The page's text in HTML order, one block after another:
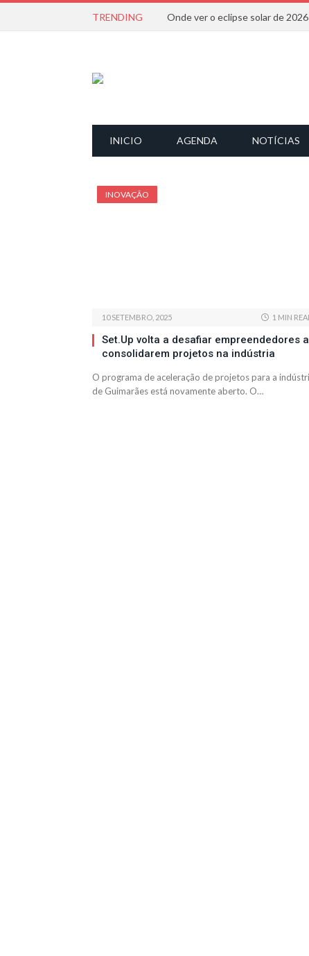
TRENDING Onde ver o eclipse solar de
INICIO AGENDA NOTÍCIAS
INOVAÇÃO
10 SETEMBRO, 2025 1 MIN
Set.Up volta a desafiar empreendedores a
consolidarem projetos na indústria
O programa de aceleração de projetos para a
de Guimarães está novamente aberto. O…